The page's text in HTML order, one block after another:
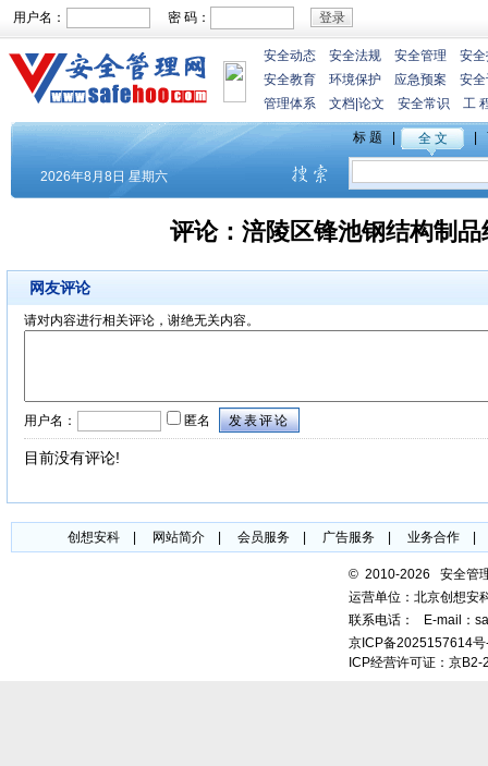
用户名： 密 码：
安全动态 安全法规 安全管理
安
安全教育
环境保护 应急预案
安
管理体系
文档 论文 安全常识 工
评论： 涪陵区锋池钢结构制
网友评论
请对内容进行相关评论，谢绝无关内容。
用户名： 匿名
目前没有评论!
创想安科| 网站简介| 会员服务| 广告服务| 业务合作|
© 2010-2026 安全
运营单位：北京创想安
联系电话：
E-mail：
京ICP备2025157614
ICP经营许可证：京